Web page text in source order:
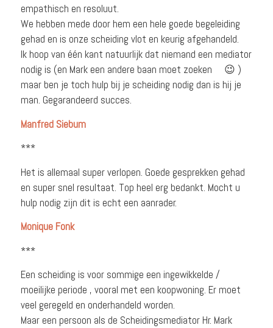
empathisch en resoluut.
We hebben mede door hem een hele goede begeleiding
gehad en is onze scheiding vlot en keurig afgehandeld.
Ik hoop van één kant natuurlijk dat niemand een mediator
nodig is (en Mark een andere baan moet zoeken
😉 )
maar ben je toch hulp bij je scheiding nodig dan is hij je
man. Gegarandeerd succes.
Manfred Siebum
***
Het is allemaal super verlopen. Goede gesprekken gehad
en super snel resultaat. Top heel erg bedankt. Mocht u
hulp nodig zijn dit is echt een aanrader.
Monique Fonk
***
Een scheiding is voor sommige een ingewikkelde /
moeilijke periode , vooral met een koopwoning. Er moet
veel geregeld en onderhandeld worden.
Maar een persoon als de Scheidingsmediator Hr. Mark